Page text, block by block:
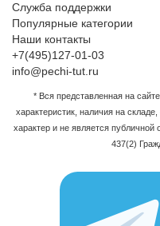
Служба поддержки
Популярные категории
Наши контакты
+7(495)127-01-03
info@pechi-tut.ru
* Вся представленная на
характеристик, наличия на
характер и не является
437(2)